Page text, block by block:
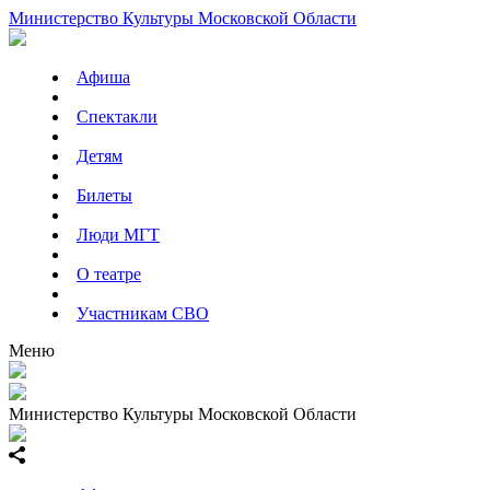
Министерство Культуры Московской Области
Афиша
Спектакли
Детям
Билеты
Люди МГТ
О театре
Участникам СВО
Меню
Министерство Культуры Московской Области